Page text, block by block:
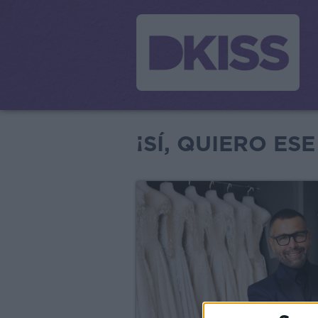
¡SÍ, QUIERO